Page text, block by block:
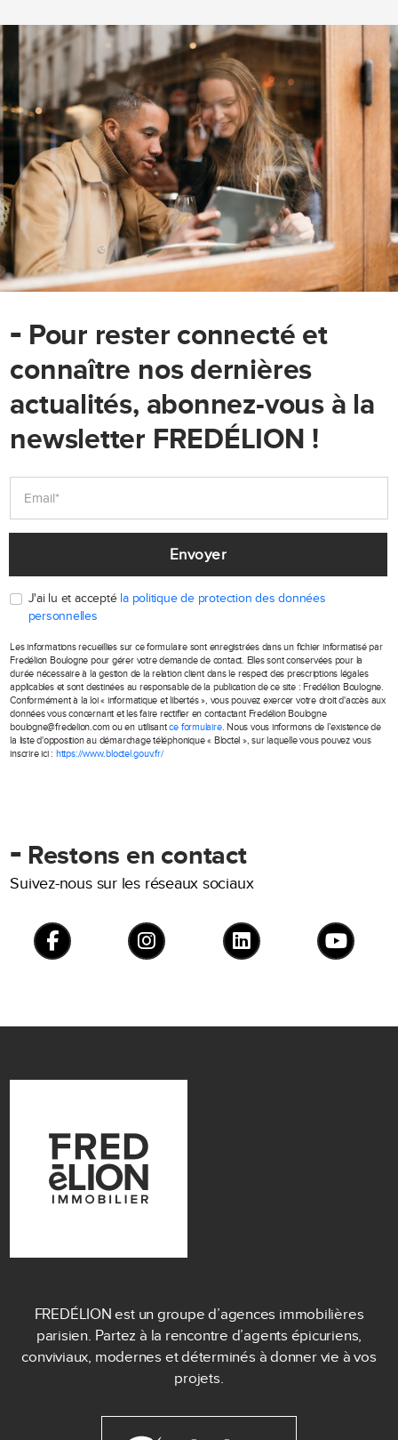
- Pour rester connecté et
connaître nos dernières
actualités, abonnez-vous à la
newsletter FREDÉLION !
Envoyer
J'ai lu et accepté la politique de protection des données
personnelles
Les informations recueillies sur ce formulaire sont enregistrées dans un fichier informatisé par
Fredélion Boulogne pour gérer votre demande de contact. Elles sont conservées pour la
durée nécessaire à la gestion de la relation client dans le respect des prescriptions légales
applicables et sont destinées au responsable de la publication de ce site : Fredélion Boulogne.
Conformément à la loi « informatique et libertés », vous pouvez exercer votre droit d'accès aux
données vous concernant et les faire rectifier en contactant Fredélion Boulogne
boulogne@fredelion.com ou en utilisantce formulaire. Nous vous informons de l’existence de
la liste d'opposition au démarchage téléphonique « Bloctel », sur laquelle vous pouvez vous
inscrire ici : https://www.bloctel.gouv.fr/
- Restons en contact
Suivez-nous sur les réseaux sociaux
FREDÉLION est un groupe d’agences immobilières
parisien. Partez à la rencontre d’agents épicuriens,
conviviaux, modernes et déterminés à donner vie à vos
projets.